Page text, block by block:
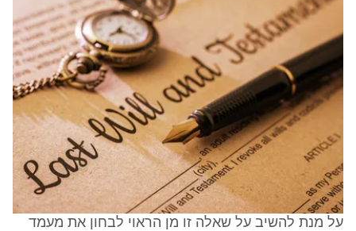
על מנת להשיב על שאלה זו מן הראוי לבחון את מעמד